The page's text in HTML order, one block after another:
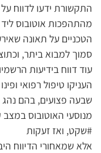
התקשורת ידעו לדווח
מהתהפכות אוטובוס
סמוך למבוא ביתר,
עוד דווח בידיעות
העניקו טיפול רפואי
שבעה פצועים, בהם נהג
מנוסעי האוטובוס במצב
#שקט, ואז זעקות
אלא שמאחורי הדיווח